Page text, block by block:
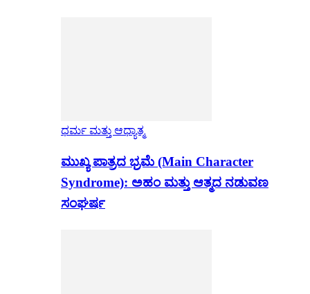
ಧರ್ಮ ಮತ್ತು ಆಧ್ಯಾತ್ಮ
ಮುಖ್ಯ ಪಾತ್ರದ ಭ್ರಮೆ (Main Character
Syndrome): ಅಹಂ ಮತ್ತು ಆತ್ಮದ ನಡುವಣ
ಸಂಘರ್ಷ